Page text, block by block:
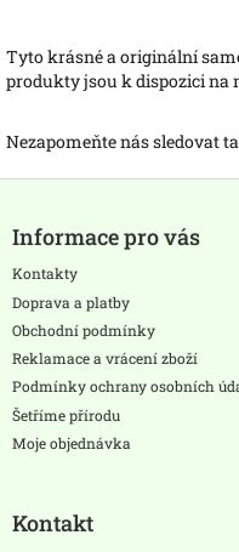
Tyto krásné a originální
produkty jsou k dispozici na
Nezapomeňte nás sledovat
pInformace pro vás
Kontakty
Doprava a platby
Obchodní podmínky
Reklamace a vrácení zboží
Podmínky ochrany osobních
Šetříme přírodu
Moje objednávka
Kontakt